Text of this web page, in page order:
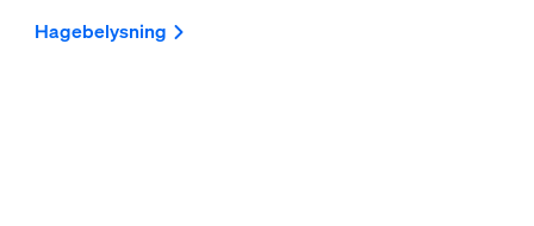
Hagebelysning